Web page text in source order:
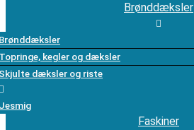
Brønddæksler
kegler og dæksler
dæksler og riste
Faskiner